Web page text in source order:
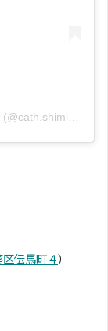
清水の木造ゴシック聖堂を活かす会【公式】(@cath.shimizu)がシェアした投稿
伝馬町４）